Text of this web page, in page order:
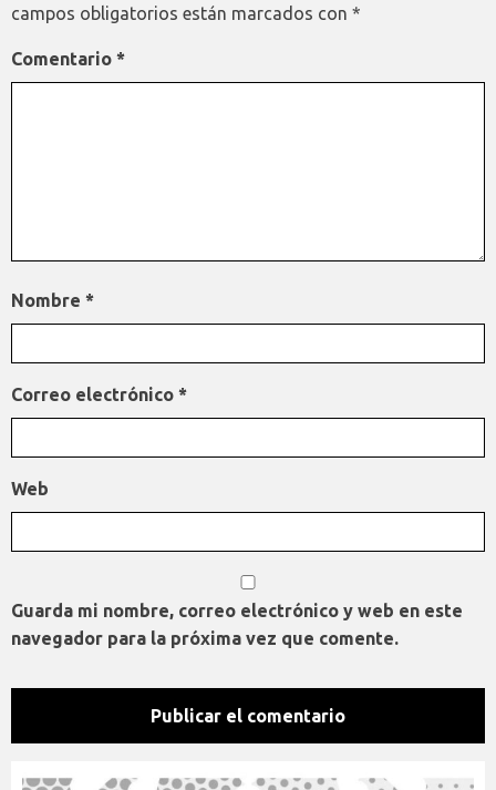
campos obligatorios están marcados con *
Comentario *
Nombre *
Correo electrónico *
Web
Guarda mi nombre, correo electrónico y web en este
navegador para la próxima vez que comente.